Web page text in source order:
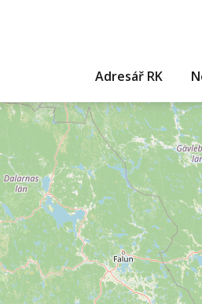
Adresář RK